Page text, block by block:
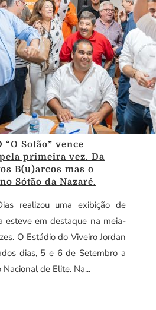
Sotão” vence
primeira vez. Da
B(u)arcos mas o
Sótão da Nazaré.
realizou uma exibição de
esteve em destaque na meia-
O Estádio do Viveiro Jordan
dias, 5 e 6 de Setembro a
de Elite. Na...